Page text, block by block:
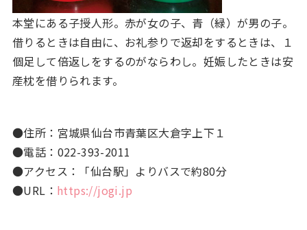
本堂にある子授人形。赤が女の子、青（緑）が男の子。
借りるときは自由に、お礼参りで返却をするときは、１
個足して倍返しをするのがならわし。妊娠したときは安
産枕を借りられます。
●住所：宮城県仙台市青葉区大倉字上下１
●電話：022-393-2011
●アクセス：「仙台駅」よりバスで約80分
●URL： https://jogi.jp